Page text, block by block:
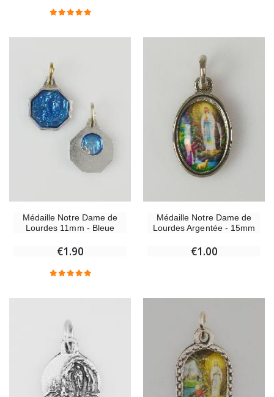
Médaille Notre Dame de
Lourdes 11mm - Bleue
€1.90
Médaille Notre Dame de
Lourdes Argentée - 15mm
€1.00
€23.00 €4.90